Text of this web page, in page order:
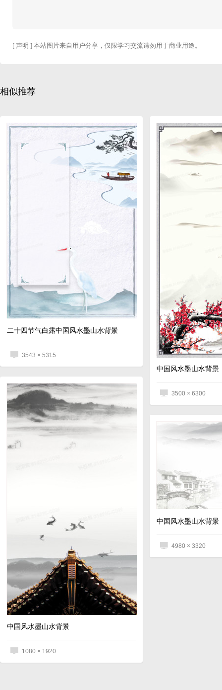
[ 声明 ] 本站图片来自用户分享，仅限学习交流请勿用于商业用途。
相似推荐
二十四节气白露中国风水墨山水背景
3543 × 5315
中国风水墨山水背景
3500 × 6300
中国风水墨山水背景
1080 × 1920
中国风水墨山水背景
4980 × 3320